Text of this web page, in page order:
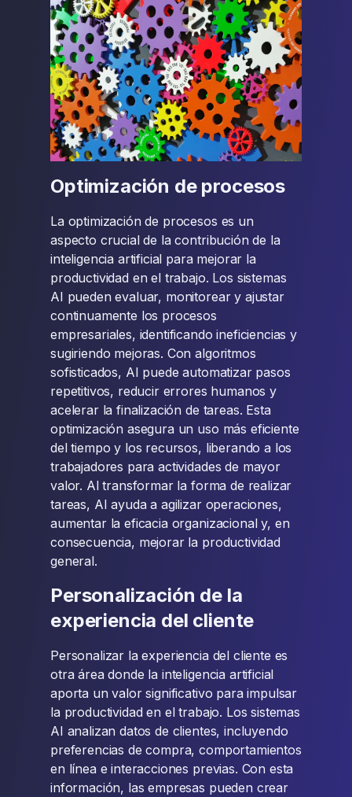
Optimización de procesos
La optimización de procesos es un
aspecto crucial de la contribución de la
inteligencia artificial para mejorar la
productividad en el trabajo. Los sistemas
AI pueden evaluar, monitorear y ajustar
continuamente los procesos
empresariales, identificando ineficiencias y
sugiriendo mejoras. Con algoritmos
sofisticados, AI puede automatizar pasos
repetitivos, reducir errores humanos y
acelerar la finalización de tareas. Esta
optimización asegura un uso más eficiente
del tiempo y los recursos, liberando a los
trabajadores para actividades de mayor
valor. Al transformar la forma de realizar
tareas, AI ayuda a agilizar operaciones,
aumentar la eficacia organizacional y, en
consecuencia, mejorar la productividad
general.
Personalización de la
experiencia del cliente
Personalizar la experiencia del cliente es
otra área donde la inteligencia artificial
aporta un valor significativo para impulsar
la productividad en el trabajo. Los sistemas
AI analizan datos de clientes, incluyendo
preferencias de compra, comportamientos
en línea e interacciones previas. Con esta
información, las empresas pueden crear